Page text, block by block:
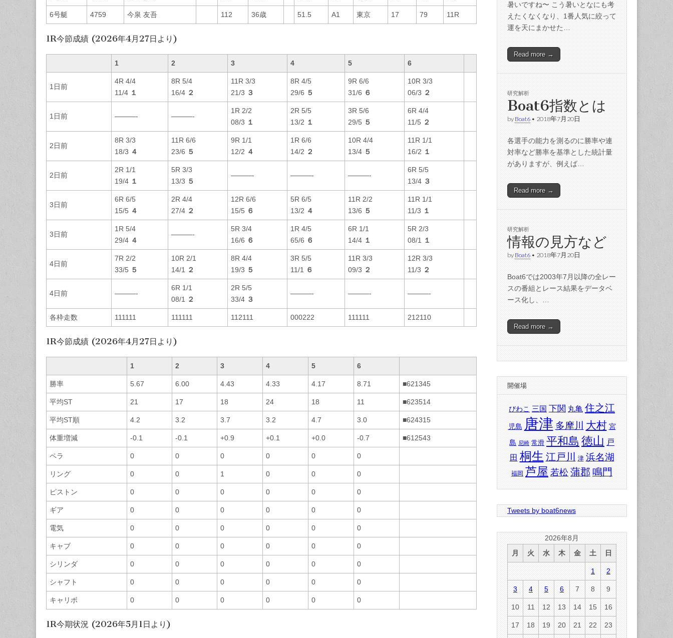
6号艇 4759 今泉 友吾 112 36歳 51.5 A1 東京 17 79 11R
1R今節成績 (2026年4月27日より)
1 2 3 4 5 6
1日前
4R 4/4
11/4 １
8R 5/4
16/4 ２
11R 3/3
21/3 ３
8R 4/5
29/6 ５
9R 6/6
31/6 ６
10R 3/3
06/3 ２
1日前 ———- ———-
1R 2/2
08/3 １
2R 5/5
13/2 １
3R 5/6
29/5 ５
6R 4/4
11/5 ２
2日前
8R 3/3
18/3 ４
11R 6/6
23/6 ５
9R 1/1
12/2 ４
1R 6/6
14/2 ２
10R 4/4
13/4 ５
11R 1/1
16/2 １
2日前
2R 1/1
19/4 １
5R 3/3
13/3 ５
———- ———- ———-
6R 5/5
13/4 ３
3日前
6R 6/5
15/5 ４
2R 4/4
27/4 ２
12R 6/6
15/5 ６
5R 6/5
13/2 ４
11R 2/2
13/6 ５
11R 1/1
11/3 １
3日前
1R 5/4
29/4 ４
———-
5R 3/4
16/6 ６
1R 4/5
65/6 ６
6R 1/1
14/4 １
5R 2/3
08/1
１
4日前
7R 2/2
33/5 ５
10R 2/1
14/1
２
8R 4/4
19/3 ５
3R 5/5
11/1
６
11R 3/3
09/3 ２
12R 3/3
11/3 ２
4日前 ———-
6R 1/1
08/1
２
2R 5/5
33/4 ３
———- ———- ———-
各枠走数 111111 111111 112111 000222 111111 212110
1R今節成績 (2026年4月27日より)
1 2 3 4 5 6
勝率 5.67 6.00 4.43 4.33 4.17 8.71 ■621345
平均ST 21 17 18 24 18 11 ■623514
平均ST順 4.2 3.2 3.7 3.2 4.7 3.0 ■624315
体重増減 -0.1 -0.1 +0.9 +0.1 +0.0 -0.7 ■612543
ペラ 0 0 0 0 0 0
リング 0 0 1 0 0 0
ピストン 0 0 0 0 0 0
ギア 0 0 0 0 0 0
電気 0 0 0 0 0 0
キャブ 0 0 0 0 0 0
シリンダ 0 0 0 0 0 0
シャフト 0 0 0 0 0 0
キャリボ 0 0 0 0 0 0
1R今期状況 (2026年5月1日より)
暑いですね〜 こう暑いとなにも考
えたくなくなり、1番人気に絞って
運を天にまかせた…
Read more →
研究解析
Boat6指数とは
by Boat6 • 2018年7月20日
各選手の能力を測るのに勝率や連
対率など勝率を基準とした統計量
がありますが、例えば…
Read more →
研究解析
情報の見方など
by Boat6 • 2018年7月20日
Boat6では2003年7月以降の全レー
スの番組とレース結果をデータベ
ース化し、…
Read more →
開催場
びわこ 三国 下関 丸亀 住之江
児島 唐津 多摩川 大村 宮
島 尼崎 常滑 平和島 徳山 戸
田 桐生 江戸川 津 浜名湖
福岡 芦屋 若松 蒲郡 鳴門
Tweets by boat6news
2026年8月
月
火 水 木 金 土 日
1 2
3 4 5 6 7 8 9
10 11 12 13 14 15 16
17 18 19 20 21 22 23